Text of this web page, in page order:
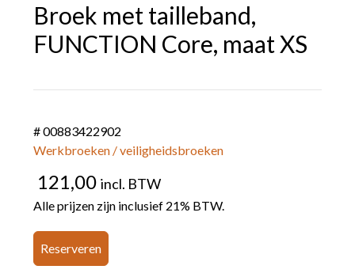
Broek met tailleband,
FUNCTION Core, maat XS
# 00883422902
Werkbroeken / veiligheidsbroeken
121,00 incl. BTW
Alle prijzen zijn inclusief 21% BTW.
Reserveren